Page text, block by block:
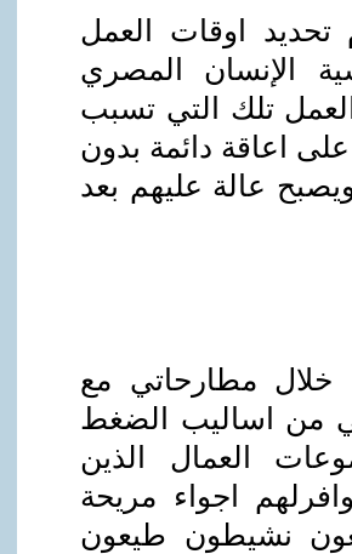
اوقات العمل
الإنسان المصري
تلك التي تسبب
اعاقة دائمة بدون
عالة عليهم بعد
خلال مطارحاتي مع
من اساليب الضغط
العمال الذين
اجواء مريحة
نشيطون طيعون